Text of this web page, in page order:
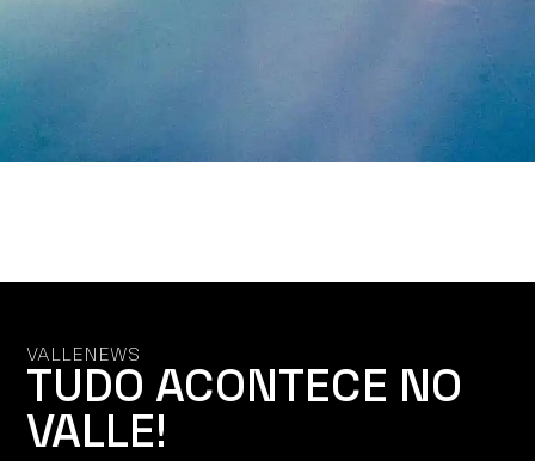
VALLENEWS
TUDO ACONTECE NO
VALLE!